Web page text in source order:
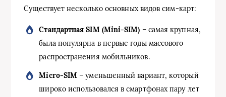
Существует несколько основных видов сим-карт:
Стандартная SIM (Mini-SIM) – самая крупная,
была популярна в первые годы массового
распространения мобильников.
Micro-SIM – уменьшенный вариант, который
широко использовался в смартфонах пару лет